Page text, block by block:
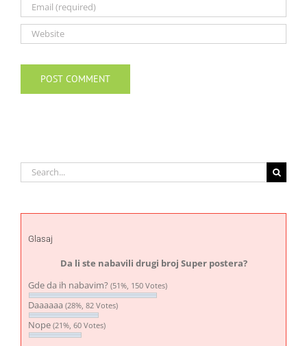
Search
for:
Glasaj
Da li ste nabavili drugi broj Super postera?
Gde da ih nabavim? (51%, 150 Votes)
Daaaaaa (28%, 82 Votes)
Nope (21%, 60 Votes)